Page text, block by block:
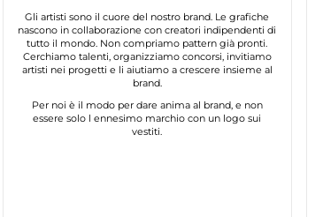
Gli artisti sono il cuore del nostro brand. Le grafiche
nascono in collaborazione con creatori indipendenti di
tutto il mondo. Non compriamo pattern già pronti.
Cerchiamo talenti, organizziamo concorsi, invitiamo
artisti nei progetti e li aiutiamo a crescere insieme al
brand.
Per noi è il modo per dare anima al brand, e non
essere solo l ennesimo marchio con un logo sui
vestiti.